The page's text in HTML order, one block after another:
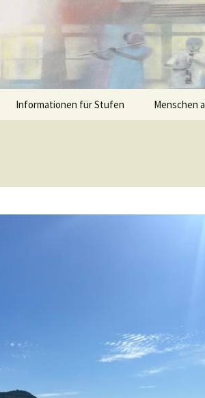
Informationen für Stufen Menschen